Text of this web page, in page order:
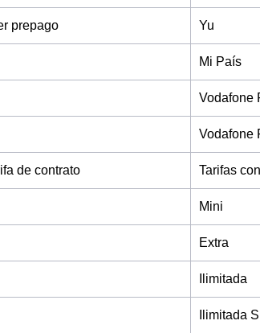
prepago Yu
Mi País
Vodafone
Vodafone
de contrato Tarifas
Mini
Extra
Ilimitada
Ilimitada